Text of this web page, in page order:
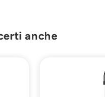
anche